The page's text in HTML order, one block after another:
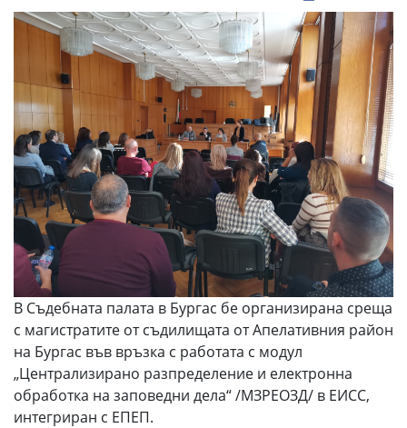
В Съдебната палата в Бургас бе организирана среща
с магистратите от съдилищата от Апелативния район
на Бургас във връзка с работата с модул
„Централизирано разпределение и електронна
обработка на заповедни дела“ /МЗРЕОЗД/ в ЕИСС,
интегриран с ЕПЕП.